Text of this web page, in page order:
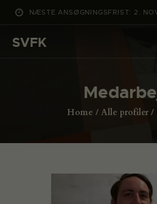
NÆSTE ANSØGNINGSFRIST: 2.
SVFK
Home Alle profiler
DET SKER
ANSØG